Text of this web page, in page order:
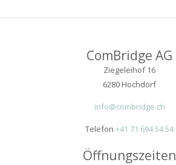
ComBridge AG
Ziegeleihof 16
6280 Hochdorf
info@combridge.ch
Telefon +41 71 694 54 54
Öffnungszeiten